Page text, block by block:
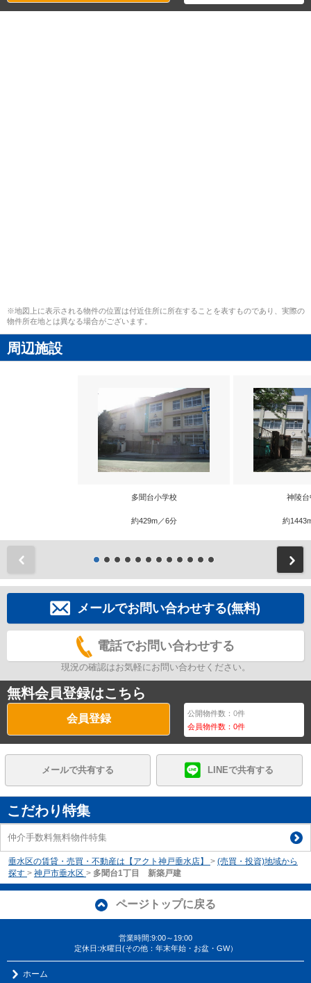
※地図上に表示される物件の位置は付近住所に所在することを表すものであり、実際の
物件所在地とは異なる場合がございます。
周辺施設
多聞台小学校
約429m／6分
神陵台
約
メールでお問い合わせする(無料)
電話でお問い合わせする
現況の確認はお気軽にお問い合わせください。
無料会員登録はこちら
会員登録 公開物件数：0件
会員物件数：0件
メールで共有する LINEで共有する
こだわり特集
仲介手数料無料物件特集
垂水区の賃貸・売買・不動産は【アクト神戸垂水店】 > (売買・投資)地域から
探す > 神戸市垂水区 > 多聞台1丁目 新築戸建
ページトップに戻る
営業時間:9:00～19:00
定休日:水曜日(その他：年末年始・お盆・GW）
ホーム